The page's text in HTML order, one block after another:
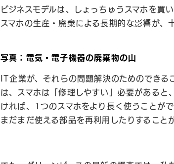
ビジネスモデルは、しょっちゅうスマホを買
スマホの生産・廃棄による長期的な影響が、
写真：電気・電子機器の廃棄物の山
IT企業が、それらの問題解決のためのできる
は、スマホは「修理しやすい」必要があると
ければ、1つのスマホをより長く使うことが
まだまだ使える部品を再利用したりすること